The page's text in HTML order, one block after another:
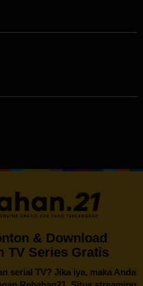
& Download
TV Series Gratis
serial TV? Jika iya, maka Anda